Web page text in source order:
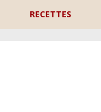
RECETTES